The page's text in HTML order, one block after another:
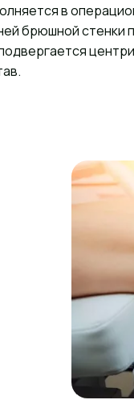
в
брюшной стенки